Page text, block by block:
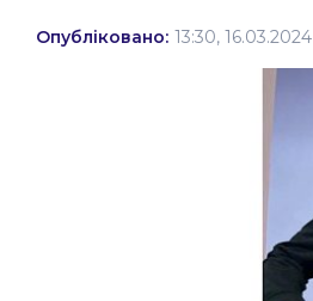
НОВИНИ
Опубліковано: 13:30, 16.03.2024